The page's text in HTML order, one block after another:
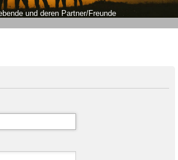
und deren Partner/Freunde